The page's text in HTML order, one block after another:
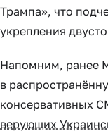
Трампа», что
укрепления
Напомним, ранее
в
консервативных
верующих